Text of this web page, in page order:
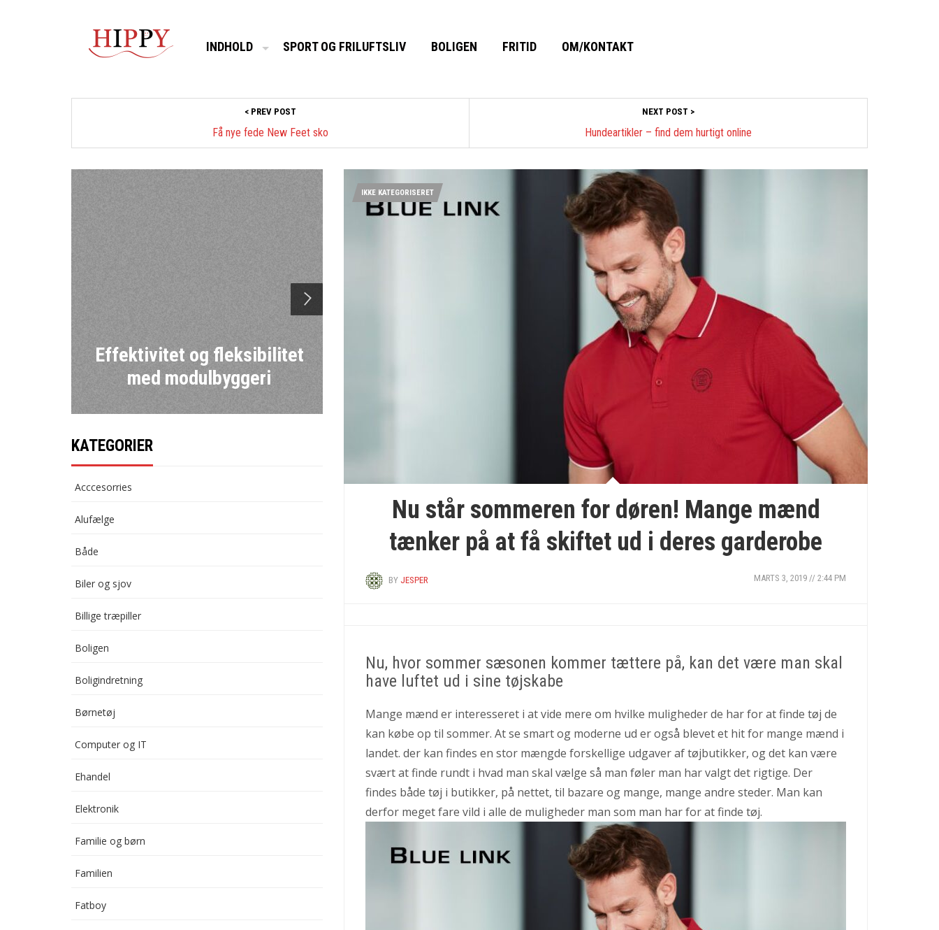
INDHOLD SPORT OG FRILUFTSLIV BOLIGEN FRITID OM/KONTAKT
< PREV POST
Få nye fede New Feet sko
NEXT POST >
Hundeartikler – find dem hurtigt online
IKKE KATEGORISERET
Nu står sommeren for døren! Mange mænd
tænker på at få skiftet ud i deres garderobe
BY JESPER MARTS 3, 2019 // 2:44 PM
Nu, hvor sommer sæsonen kommer tættere på, kan det være man skal
have luftet ud i sine tøjskabe
Mange mænd er interesseret i at vide mere om hvilke muligheder de har for at finde tøj de
kan købe op til sommer. At se smart og moderne ud er også blevet et hit for mange mænd i
landet. der kan findes en stor mængde forskellige udgaver af tøjbutikker, og det kan være
svært at finde rundt i hvad man skal vælge så man føler man har valgt det rigtige. Der
findes både tøj i butikker, på nettet, til bazare og mange, mange andre steder. Man kan
derfor meget fare vild i alle de muligheder man som man har for at finde tøj.
Effektivitet og fleksibilitet
med modulbyggeri
Hårprodukter nu
KATEGORIER
Acccesorries
Alufælge
Både
Biler og sjov
Billige træpiller
Boligen
Boligindretning
Børnetøj
Computer og IT
Ehandel
Elektronik
Familie og børn
Familien
Fatboy